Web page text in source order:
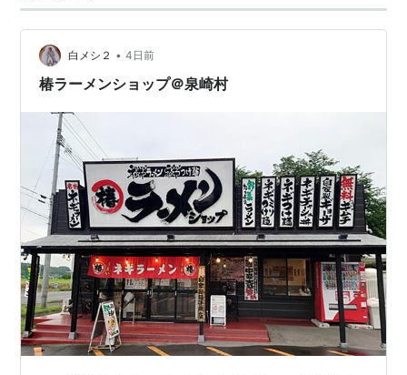
白メシ２ • 4日前
椿ラーメンショップ＠泉崎村